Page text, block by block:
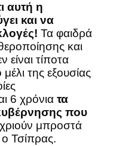
αυτή η
και να
Τα φαιδρά
και
τίποτα
της εξουσίας
6 χρόνια τα
που
μπροστά
ο Τσίπρας.